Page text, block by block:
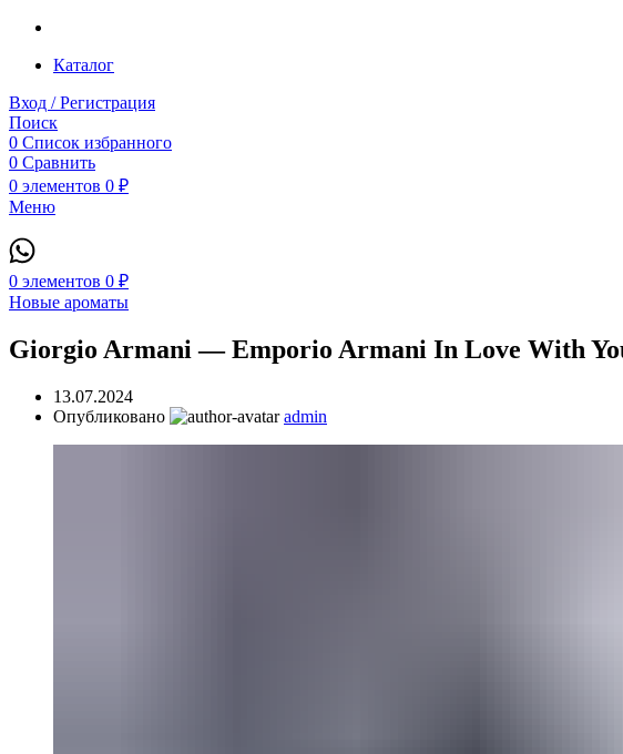
Каталог
Вход / Регистрация
Поиск
0 Список избранного
0 Сравнить
0 элементов 0 ₽
Меню
0 элементов 0 ₽
Новые ароматы
Giorgio Armani — Emporio Armani In Love With
13.07.2024
Опубликовано
admin